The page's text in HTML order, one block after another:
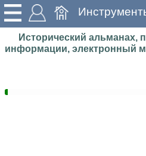
Исторический альманах,
информации, электронный